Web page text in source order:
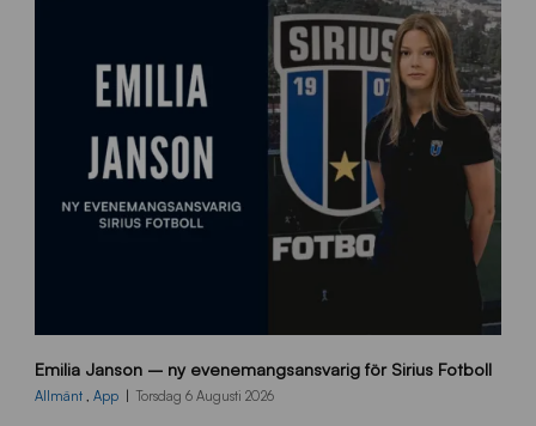
0
0
Emilia Janson – ny evenemangsansvarig för Sirius Fotboll
Allmänt App Torsdag 6 Augusti 2026